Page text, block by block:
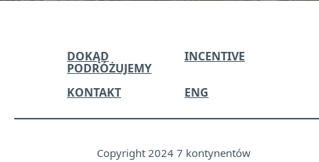
DOKĄD
PODRÓŻUJEMY
INCENTIVE
KONTAKT ENG
Copyright 2024 7 kontynentów